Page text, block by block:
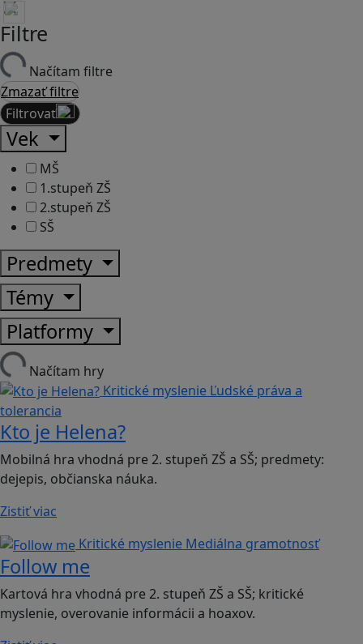
Filtre
Načítam filtre
Zmazať filtre
Filtrovať
Vek
MŠ
1.stupeň ZŠ
2.stupeň ZŠ
SŠ
Predmety
Témy
Platformy
Načítam hry
Kritické myslenie Ľudské práva a
tolerancia
Kto je Helena?
Mobilná hra vhodná pre 2. stupeň ZŠ a SŠ; predmety:
dejepis, občianska náuka.
Zistiť viac
Kritické myslenie Mediálna gramotnosť
Follow me
Kartová hra vhodná pre 2. stupeň ZŠ a SŠ; kritické
myslenie, overovanie informácii a hoaxov.